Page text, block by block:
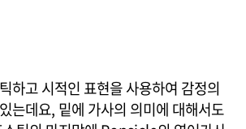
하고 시적인 표현을 사용하여 감정의
는데요, 밑에 가사의 의미에 대해서도